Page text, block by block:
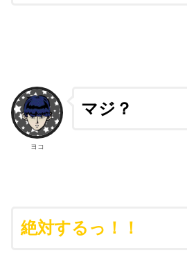
ヨコ
マジ？
絶対するっ！！